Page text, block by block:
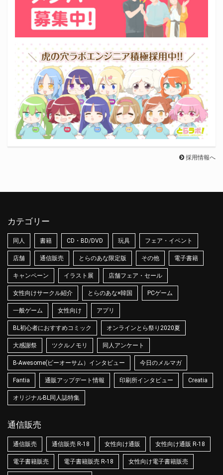
採用情報へ
カテゴリー
同人 書籍 CD・BD/DVD 玩具 フェア・イベント
店舗 通信販売 とらのあな限定版 その他 電子書籍
キャンペーン イラスト展 店舗フェア・セール
女性向けサークル紹介 とらのあな×韓国 PCゲーム
一般ゲーム 女性向け アプリ
BL初心者におすすめコミック オンラインとら祭り2020夏
大感謝祭 ツクルノモリ 同人アンケート
B-Awesome(ビーオーサム）インタビュー 今日のメルマガ
Fantia 通販アップデート情報 印刷所インタビュー Creatia
オリジナルBL同人誌特集
通信販売
通信販売 通信販売 R-18 女性向け通販 女性向け通販 R-18
電子書籍販売 電子書籍販売 R-18 女性向け電子書籍販売